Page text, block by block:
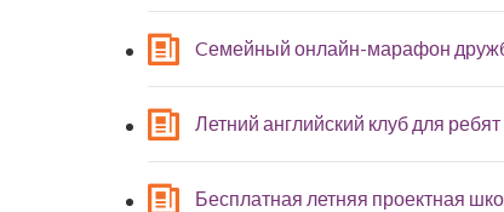
Cемейный онлайн-марафон
Летний английский клуб для ребят
Бесплатная летняя проектная